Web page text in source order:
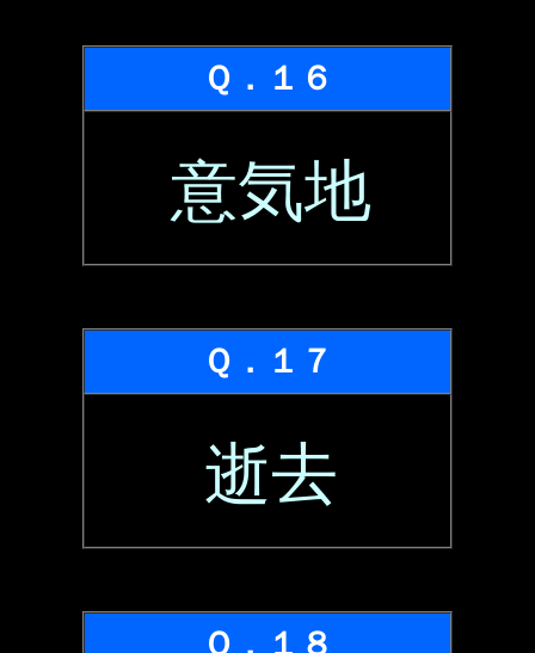
Ｑ．１６
意気地
Ｑ．１７
逝去
Ｑ．１８